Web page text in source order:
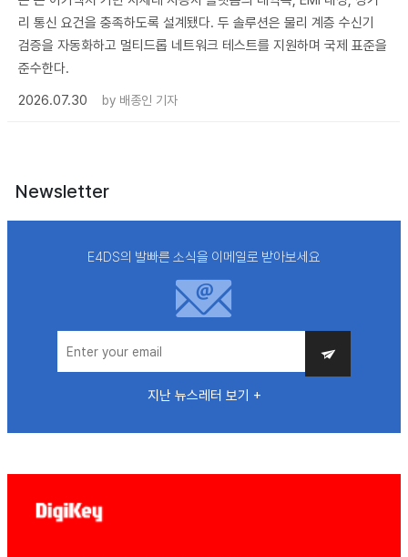
리 통신 요건을 충족하도록 설계됐다. 두 솔루션은 물리 계층 수신기
검증을 자동화하고 멀티드롭 네트워크 테스트를 지원하며 국제 표준을
준수한다.
2026.07.30
by 배종인 기자
Newsletter
E4DS의 발빠른 소식을 이메일로 받아보세요
지난 뉴스레터 보기 +